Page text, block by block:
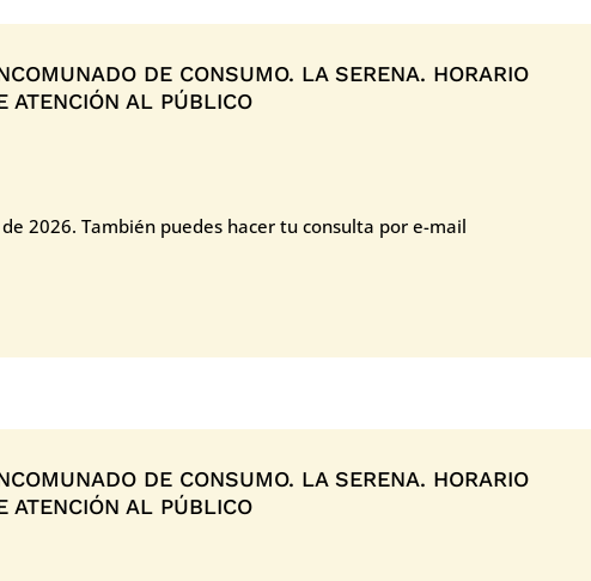
DE CONSUMO. LA SERENA. HORARIO
ATENCIÓN AL PÚBLICO
2026. También puedes hacer tu consulta por e-mail
DE CONSUMO. LA SERENA. HORARIO
ATENCIÓN AL PÚBLICO